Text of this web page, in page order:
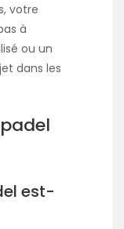
votre
à
ou un
dans les
est-